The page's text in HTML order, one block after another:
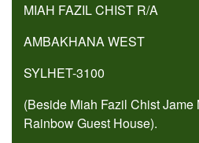
MIAH FAZIL CHIST R/A
AMBAKHANA WEST
SYLHET-3100
(Beside Miah Fazil Chist
Rainbow Guest House).